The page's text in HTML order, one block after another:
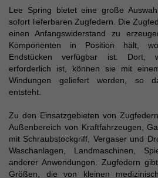
Lee Spring bietet eine große
sofort lieferbaren Zugfedern. Die
einen Anfangswiderstand zu
Komponenten in Position hält,
Endstücken verfügbar ist. Dort,
erforderlich ist, können sie mit
Windungen geliefert werden, so
entsteht.
Zu den Einsatzgebieten von
Außenbereich von Kraftfahrzeugen,
mit Schraubstockgriff, Vergaser und
Waschanlagen, Landmaschinen,
anderer Anwendungen. Zugfedern
Größen, die von kleinen